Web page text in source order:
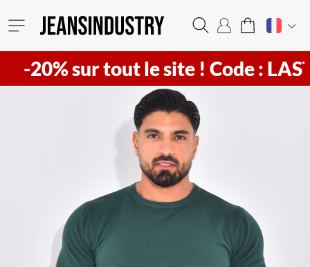
sur tout le site !Code : LAST20 !